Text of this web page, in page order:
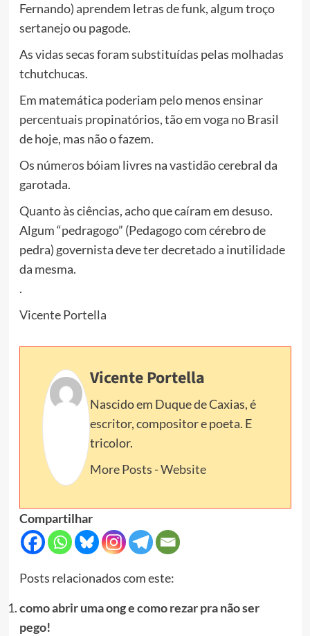
Fernando) aprendem letras de funk, algum troço
sertanejo ou pagode.
As vidas secas foram substituídas pelas molhadas
tchutchucas.
Em matemática poderiam pelo menos ensinar
percentuais propinatórios, tão em voga no Brasil
de hoje, mas não o fazem.
Os números bóiam livres na vastidão cerebral da
garotada.
Quanto às ciências, acho que caíram em desuso.
Algum “pedragogo” (Pedagogo com cérebro de
pedra) governista deve ter decretado a inutilidade
da mesma.
.
Vicente Portella
Vicente Portella
Nascido em Duque de Caxias, é
escritor, compositor e poeta. E
tricolor.
More Posts -Website
Compartilhar
Posts relacionados com este:
como abrir uma ong e como rezar pra não ser
pego!